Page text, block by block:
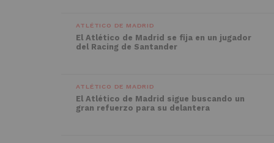
ATLÉTICO DE MADRID
El Atlético de Madrid se fija en un jugador
del Racing de Santander
ATLÉTICO DE MADRID
El Atlético de Madrid sigue buscando un
gran refuerzo para su delantera